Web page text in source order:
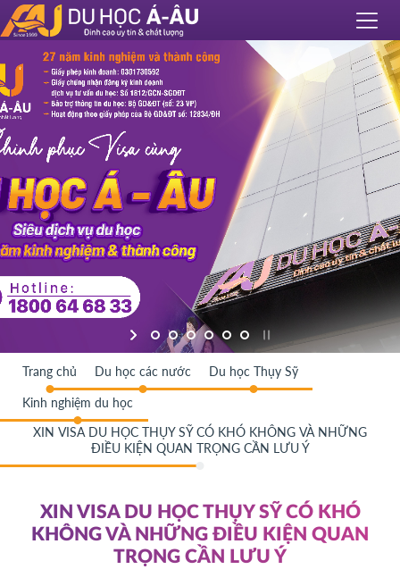
Trang chủ Du học các nước Du học Thụy Sỹ
Kinh nghiệm du học
XIN VISA DU HỌC THỤY SỸ CÓ KHÓ KHÔNG VÀ NHỮNG
ĐIỀU KIỆN QUAN TRỌNG CẦN LƯU Ý
XIN VISA DU HỌC THỤY SỸ CÓ KHÓ
KHÔNG VÀ NHỮNG ĐIỀU KIỆN QUAN
TRỌNG CẦN LƯU Ý